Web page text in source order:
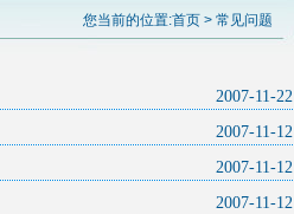
您当前的位置:首页 > 常见问题
2007-11-22
2007-11-12
2007-11-12
2007-11-12